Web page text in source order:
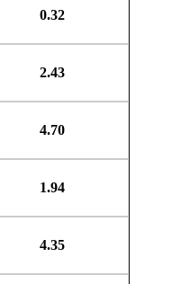
0.32
2.43
4.70
1.94
4.35